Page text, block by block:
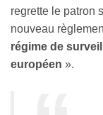
regrette le patron
nouveau
régime de
européen ».